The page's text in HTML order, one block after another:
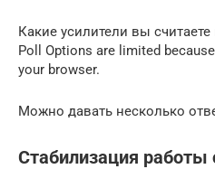
Какие усилители вы
Poll Options are limited
your browser.
Можно давать несколько
Стабилизация